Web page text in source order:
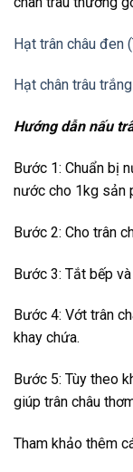
Hạt trân châu đen
Hạt chân trâu
Hướng dẫn nấu
Bước 1: Chuẩn bị
nước cho 1kg sản
Bước 2: Cho trân
Bước 3: Tắt bếp
Bước 4: Vớt trân
khay chứa.
Bước 5: Tùy theo
giúp trân châu
Tham khảo thêm